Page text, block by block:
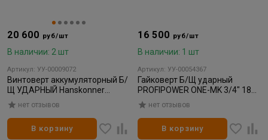
20 600 руб/шт
В наличии: 2 шт
Артикул: УУ-00009072
Винтоверт аккумуляторный Б/
Щ УДАРНЫЙ Hanskonner
18В,1BatterySystem,
280Нм,1/4",4скор,1x4.0Ач,кейс
HS
нет отзывов
В корзину
16 500 руб/шт
В наличии: 1 шт
Артикул: УУ-00054367
Гайковерт Б/Щ ударный
PROFIPOWER ONE-MK 3/4" 18В
1200Нм, АКБ1*6Ач+З/У, кейс
нет отзывов
В корзину